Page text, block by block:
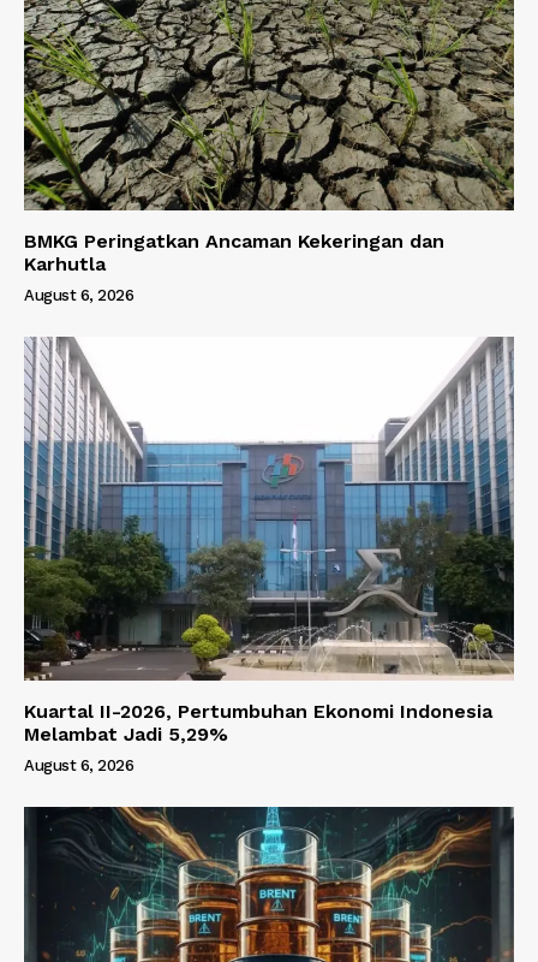
BMKG Peringatkan Ancaman Kekeringan dan
Karhutla
August 6, 2026
Kuartal II-2026, Pertumbuhan Ekonomi Indonesia
Melambat Jadi 5,29%
August 6, 2026